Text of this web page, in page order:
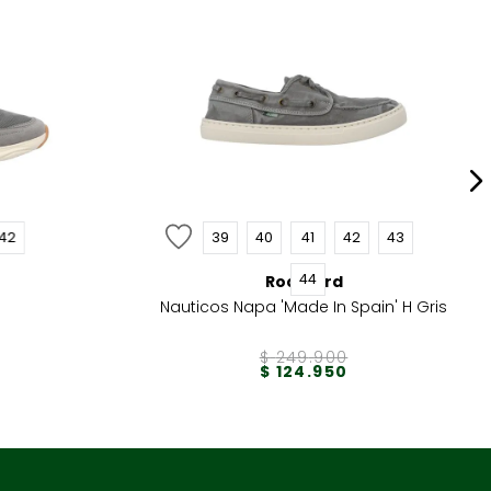
39 40 41 42 43
44
Rockford
Nauticos Napa 'Made In Spain' H Gris
$ 249.900
$ 124 .950